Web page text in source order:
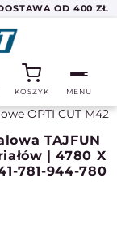
OD 400 ZŁ
KOSZYK MENU
OPTI CUT M42
TAJFUN
| 4780 X
781-944-780